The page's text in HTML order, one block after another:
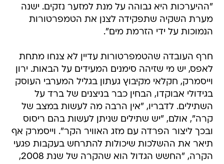
"ההיערכות היא גבוהה על מנת למזער נזקים. ישנה
מערת השקיה שתפקידה לצנן את הטמפרטורות
הנמוכות על ידי הזרמת מים".
חרף העובדה שהטמפרטורות עדיין לא צנחו מתחת
לאפס, יש מי שזיהה סימנים המעידים על הבאות. ירון
וייסמרק, חקלאי מקיבוץ געתון בגליל המערבי העוסק
בגידולי אבוקדו, הבחין כבר בניצנים של ברד על
השתילים. לדבריו, "אין הרבה מה לעשות במצב של
קרה", אולם, "יש שתילים שניתן לעשות בהם ריסוס
ובכך ליצור הפרדה עם מזג האוויר הקר". וייסמרק אף
תיאר את ההשלכות שיכולות להתרחש בעקבות פגעי
הקרה, "החשש הגדול הוא שהקרה של שנת 2008,